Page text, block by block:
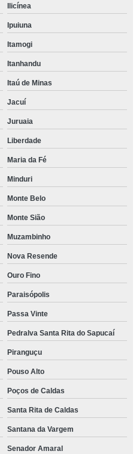
Ilicínea
Ipuiuna
Itamogi
Itanhandu
Itaú de Minas
Jacuí
Juruaia
Liberdade
Maria da Fé
Minduri
Monte Belo
Monte Sião
Muzambinho
Nova Resende
Ouro Fino
Paraisópolis
Passa Vinte
Pedralva Santa Rita do Sapucaí
Piranguçu
Pouso Alto
Poços de Caldas
Santa Rita de Caldas
Santana da Vargem
Senador Amaral